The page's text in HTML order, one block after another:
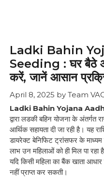
Ladki Bahin
Seeding : घर बैठे
करें, जानें आसान
April 8, 2025 by Team
Ladki Bahin Yojana
द्वारा लडकी बहिन योजना के अंतर्गत
आर्थिक सहायता दी जा रही है। यह
डायरेक्ट बेनिफिट ट्रांसफर के
लाभ उन महिलाओं को ही मिल पा
यदि किसी महिला का बैंक खाता
नहीं प्राप्त कर सकती।